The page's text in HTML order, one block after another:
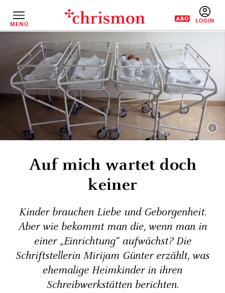
InhaltMENÜ
Auf mich wartet doch
keiner
Kinder brauchen Liebe und Geborgenheit.
Aber wie bekommt man die, wenn man in
einer „Einrichtung“ aufwächst? Die
Schriftstellerin Mirijam Günter erzählt, was
ehemalige Heimkinder in ihren
Schreibwerkstätten berichten.